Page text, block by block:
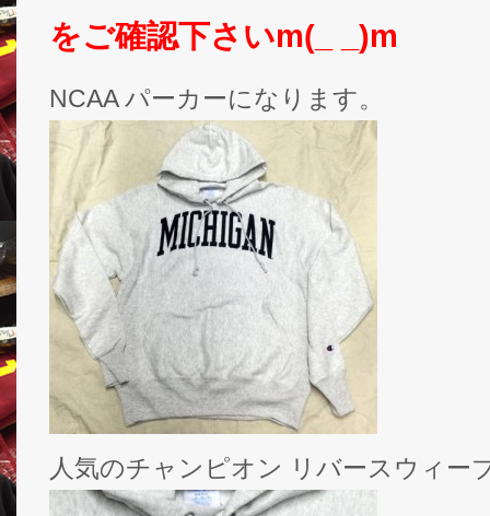
をご確認下さいm(_ _)m
NCAA パーカーになります。
人気のチャンピオン リバースウィー